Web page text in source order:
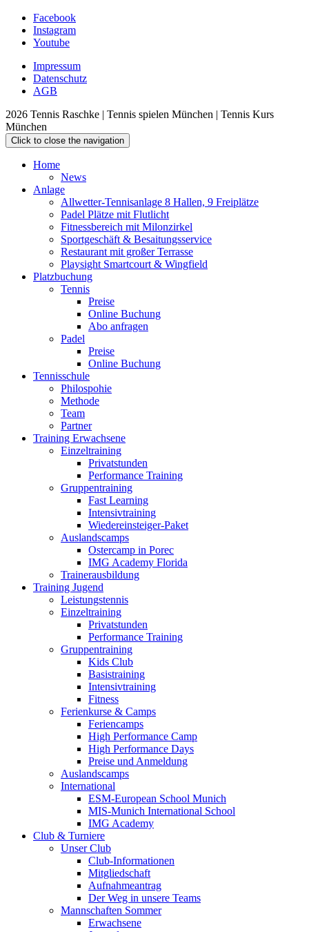
Facebook
Instagram
Youtube
Impressum
Datenschutz
AGB
2026 Tennis Raschke | Tennis spielen München | Tennis Kurs
München
Click to close the navigation
Home
News
Anlage
Allwetter-Tennisanlage 8 Hallen, 9 Freiplätze
Padel Plätze mit Flutlicht
Fitnessbereich mit Milonzirkel
Sportgeschäft & Besaitungsservice
Restaurant mit großer Terrasse
Playsight Smartcourt & Wingfield
Platzbuchung
Tennis
Preise
Online Buchung
Abo anfragen
Padel
Preise
Online Buchung
Tennisschule
Philospohie
Methode
Team
Partner
Training Erwachsene
Einzeltraining
Privatstunden
Performance Training
Gruppentraining
Fast Learning
Intensivtraining
Wiedereinsteiger-Paket
Auslandscamps
Ostercamp in Porec
IMG Academy Florida
Trainerausbildung
Training Jugend
Leistungstennis
Einzeltraining
Privatstunden
Performance Training
Gruppentraining
Kids Club
Basistraining
Intensivtraining
Fitness
Ferienkurse & Camps
Feriencamps
High Performance Camp
High Performance Days
Preise und Anmeldung
Auslandscamps
International
ESM-European School Munich
MIS-Munich International School
IMG Academy
Club & Turniere
Unser Club
Club-Informationen
Mitgliedschaft
Aufnahmeantrag
Der Weg in unsere Teams
Mannschaften Sommer
Erwachsene